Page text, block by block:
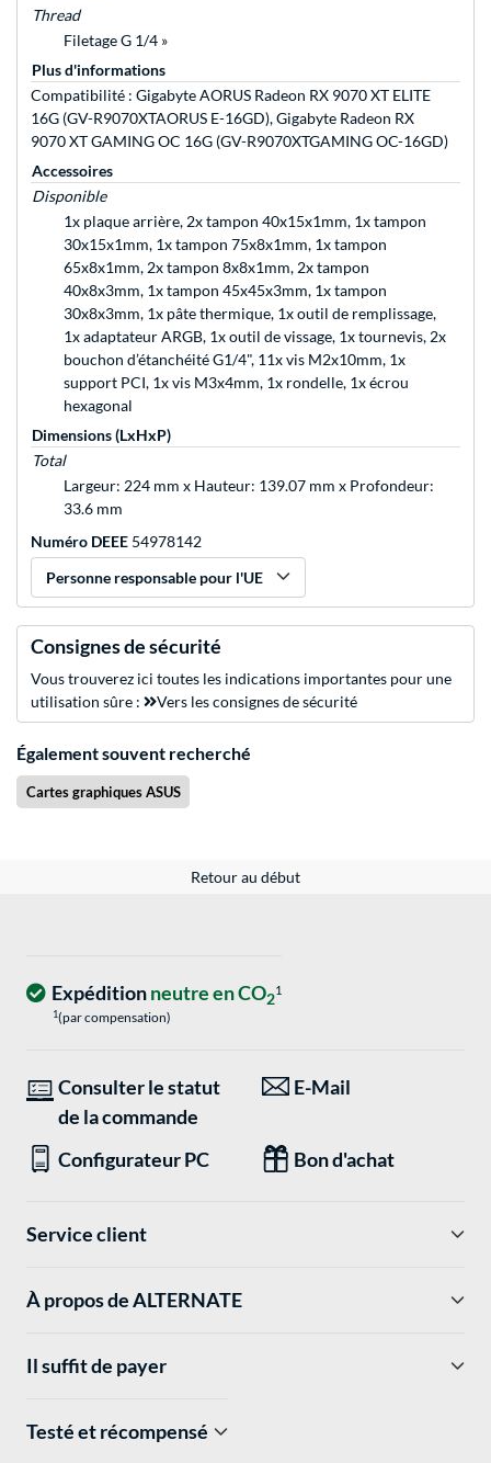
Thread
Filetage G 1/4 »
Plus d'informations
Compatibilité : Gigabyte AORUS Radeon RX 9070 XT ELITE
16G (GV-R9070XTAORUS E-16GD), Gigabyte Radeon RX
9070 XT GAMING OC 16G (GV-R9070XTGAMING OC-16GD)
Accessoires
Disponible
1x plaque arrière, 2x tampon 40x15x1mm, 1x tampon
30x15x1mm, 1x tampon 75x8x1mm, 1x tampon
65x8x1mm, 2x tampon 8x8x1mm, 2x tampon
40x8x3mm, 1x tampon 45x45x3mm, 1x tampon
30x8x3mm, 1x pâte thermique, 1x outil de remplissage,
1x adaptateur ARGB, 1x outil de vissage, 1x tournevis, 2x
bouchon d’étanchéité G1/4", 11x vis M2x10mm, 1x
support PCI, 1x vis M3x4mm, 1x rondelle, 1x écrou
hexagonal
Dimensions (LxHxP)
Total
Largeur: 224 mm x Hauteur: 139.07 mm x Profondeur:
33.6 mm
Numéro DEEE 54978142
Personne responsable pour l'UE
Consignes de sécurité
Vous trouverez ici toutes les indications importantes pour une
utilisation sûre :
Vers les consignes de sécurité
Également souvent recherché
Cartes graphiques ASUS
Retour au début
Expéditionneutre en CO21
1(par compensation)
Consulter le statut
de la commande
E-Mail
Configurateur PC Bon d'achat
Service client
À propos de ALTERNATE
Il suffit de payer
Testé et récompensé